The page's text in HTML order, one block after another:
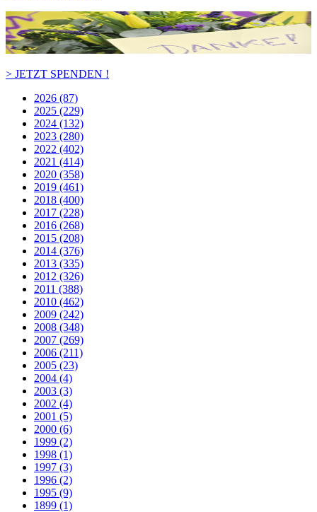
> JETZT SPENDEN !
2026 (87)
2025 (229)
2024 (132)
2023 (280)
2022 (402)
2021 (414)
2020 (358)
2019 (461)
2018 (400)
2017 (228)
2016 (268)
2015 (208)
2014 (376)
2013 (335)
2012 (326)
2011 (388)
2010 (462)
2009 (242)
2008 (348)
2007 (269)
2006 (211)
2005 (23)
2004 (4)
2003 (3)
2002 (4)
2001 (5)
2000 (6)
1999 (2)
1998 (1)
1997 (3)
1996 (2)
1995 (9)
1899 (1)